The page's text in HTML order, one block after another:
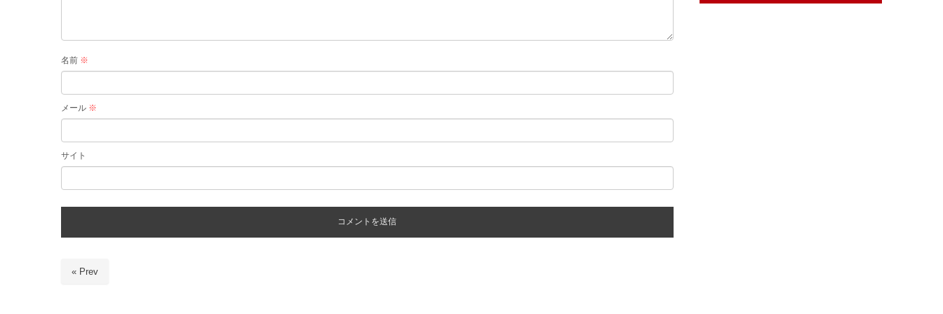
名前 ※
メール ※
サイト
« Prev